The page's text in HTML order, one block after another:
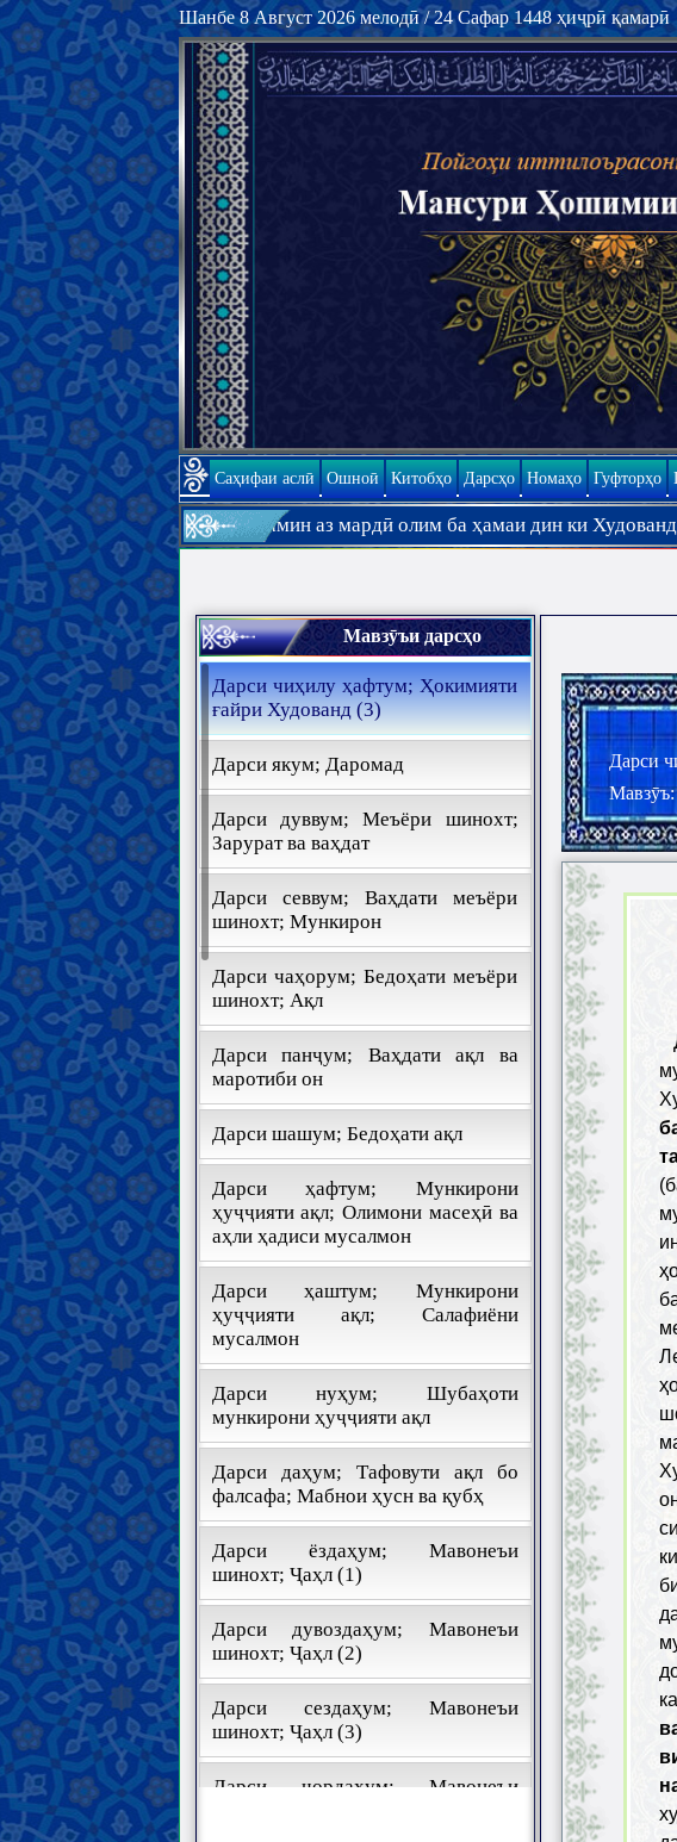
Шанбе 8 Август 2026 мелодӣ / 24 Сафар 1448 ҳиҷрӣ қамарӣ
Саҳифаи аслӣ Ошноӣ Китобҳо Дарсҳо Номаҳо Гуфторҳо
замин аз мардӣ олим ба ҳамаи дин ки Худованд ӯро дар он халифа,
Мавзӯъи дарсҳо
Дарси чиҳилу ҳафтум; Ҳокимияти
ғайри Худованд (3)
Дарси якум; Даромад
Дарси дуввум; Меъёри шинохт;
Зарурат ва ваҳдат
Дарси севвум; Ваҳдати меъёри
шинохт; Мункирон
Дарси чаҳорум; Бедоҳати меъёри
шинохт; Ақл
Дарси панҷум; Ваҳдати ақл ва
маротиби он
Дарси шашум; Бедоҳати ақл
Дарси ҳафтум; Мункирони
ҳуҷҷияти ақл; Олимони масеҳӣ ва
аҳли ҳадиси мусалмон
Дарси ҳаштум; Мункирони
ҳуҷҷияти ақл; Салафиёни
мусалмон
Дарси нуҳум; Шубаҳоти
мункирони ҳуҷҷияти ақл
Дарси даҳум; Тафовути ақл бо
фалсафа; Мабнои ҳусн ва қубҳ
Дарси ёздаҳум; Мавонеъи
шинохт; Ҷаҳл (1)
Дарси дувоздаҳум; Мавонеъи
шинохт; Ҷаҳл (2)
Дарси сездаҳум; Мавонеъи
шинохт; Ҷаҳл (3)
Дарси чордаҳум; Мавонеъи
Дарси
Мавзӯъ: